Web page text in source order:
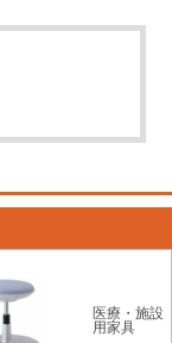
医療・施設
用家具